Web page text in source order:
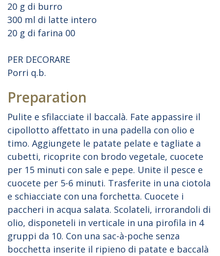
20 g di burro
300 ml di latte intero
20 g di farina 00
PER DECORARE
Porri q.b.
Preparation
Pulite e sfilacciate il baccalà. Fate appassire il
cipollotto affettato in una padella con olio e
timo. Aggiungete le patate pelate e tagliate a
cubetti, ricoprite con brodo vegetale, cuocete
per 15 minuti con sale e pepe. Unite il pesce e
cuocete per 5-6 minuti. Trasferite in una ciotola
e schiacciate con una forchetta. Cuocete i
paccheri in acqua salata. Scolateli, irrorandoli di
olio, disponeteli in verticale in una pirofila in 4
gruppi da 10. Con una sac-à-poche senza
bocchetta inserite il ripieno di patate e baccalà